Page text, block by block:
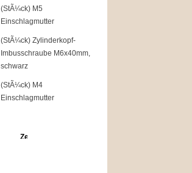
(StÃ¼ck) M5
Einschlagmutter
(StÃ¼ck) Zylinderkopf-
Imbusschraube M6x40mm,
schwarz
(StÃ¼ck) M4
Einschlagmutter